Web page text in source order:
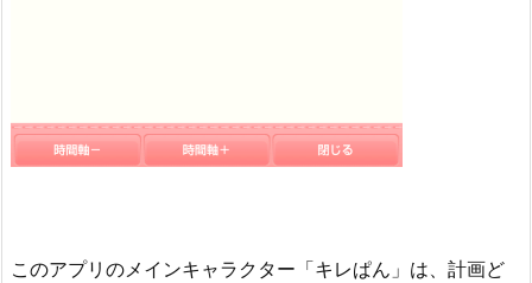
このアプリのメインキャラクター「キレぱん」は、計画ど